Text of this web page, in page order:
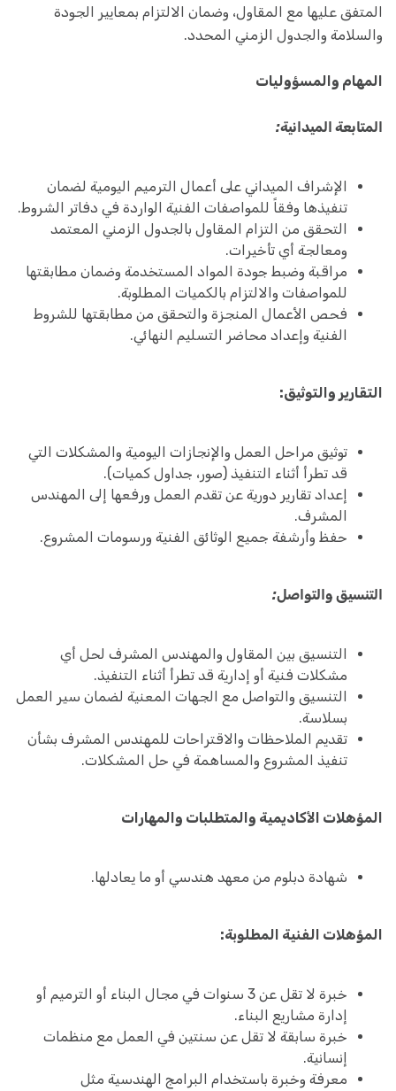
المتفق عليها مع المقاول، وضمان الالتزام بمعايير الجودة
والسلامة والجدول الزمني المحدد.
المهام والمسؤوليات
المتابعة الميدانية:
الإشراف الميداني على أعمال الترميم اليومية لضمان
تنفيذها وفقاً للمواصفات الفنية الواردة في دفاتر الشروط.
التحقق من التزام المقاول بالجدول الزمني المعتمد
ومعالجة أي تأخيرات.
مراقبة وضبط جودة المواد المستخدمة وضمان مطابقتها
للمواصفات والالتزام بالكميات المطلوبة.
فحص الأعمال المنجزة والتحقق من مطابقتها للشروط
الفنية وإعداد محاضر التسليم النهائي.
التقارير والتوثيق:
توثيق مراحل العمل والإنجازات اليومية والمشكلات التي
قد تطرأ أثناء التنفيذ (صور، جداول كميات).
إعداد تقارير دورية عن تقدم العمل ورفعها إلى المهندس
المشرف.
حفظ وأرشفة جميع الوثائق الفنية ورسومات المشروع.
التنسيق والتواصل:
التنسيق بين المقاول والمهندس المشرف لحل أي
مشكلات فنية أو إدارية قد تطرأ أثناء التنفيذ.
التنسيق والتواصل مع الجهات المعنية لضمان سير العمل
بسلاسة.
تقديم الملاحظات والاقتراحات للمهندس المشرف بشأن
تنفيذ المشروع والمساهمة في حل المشكلات.
المؤهلات الأكاديمية والمتطلبات والمهارات
شهادة دبلوم من معهد هندسي أو ما يعادلها.
المؤهلات الفنية المطلوبة:
خبرة لا تقل عن 3 سنوات في مجال البناء أو الترميم أو
إدارة مشاريع البناء.
خبرة سابقة لا تقل عن سنتين في العمل مع منظمات
إنسانية.
معرفة وخبرة باستخدام البرامج الهندسية مثل